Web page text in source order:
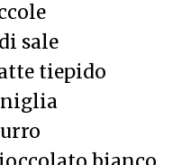
sale
tiepido